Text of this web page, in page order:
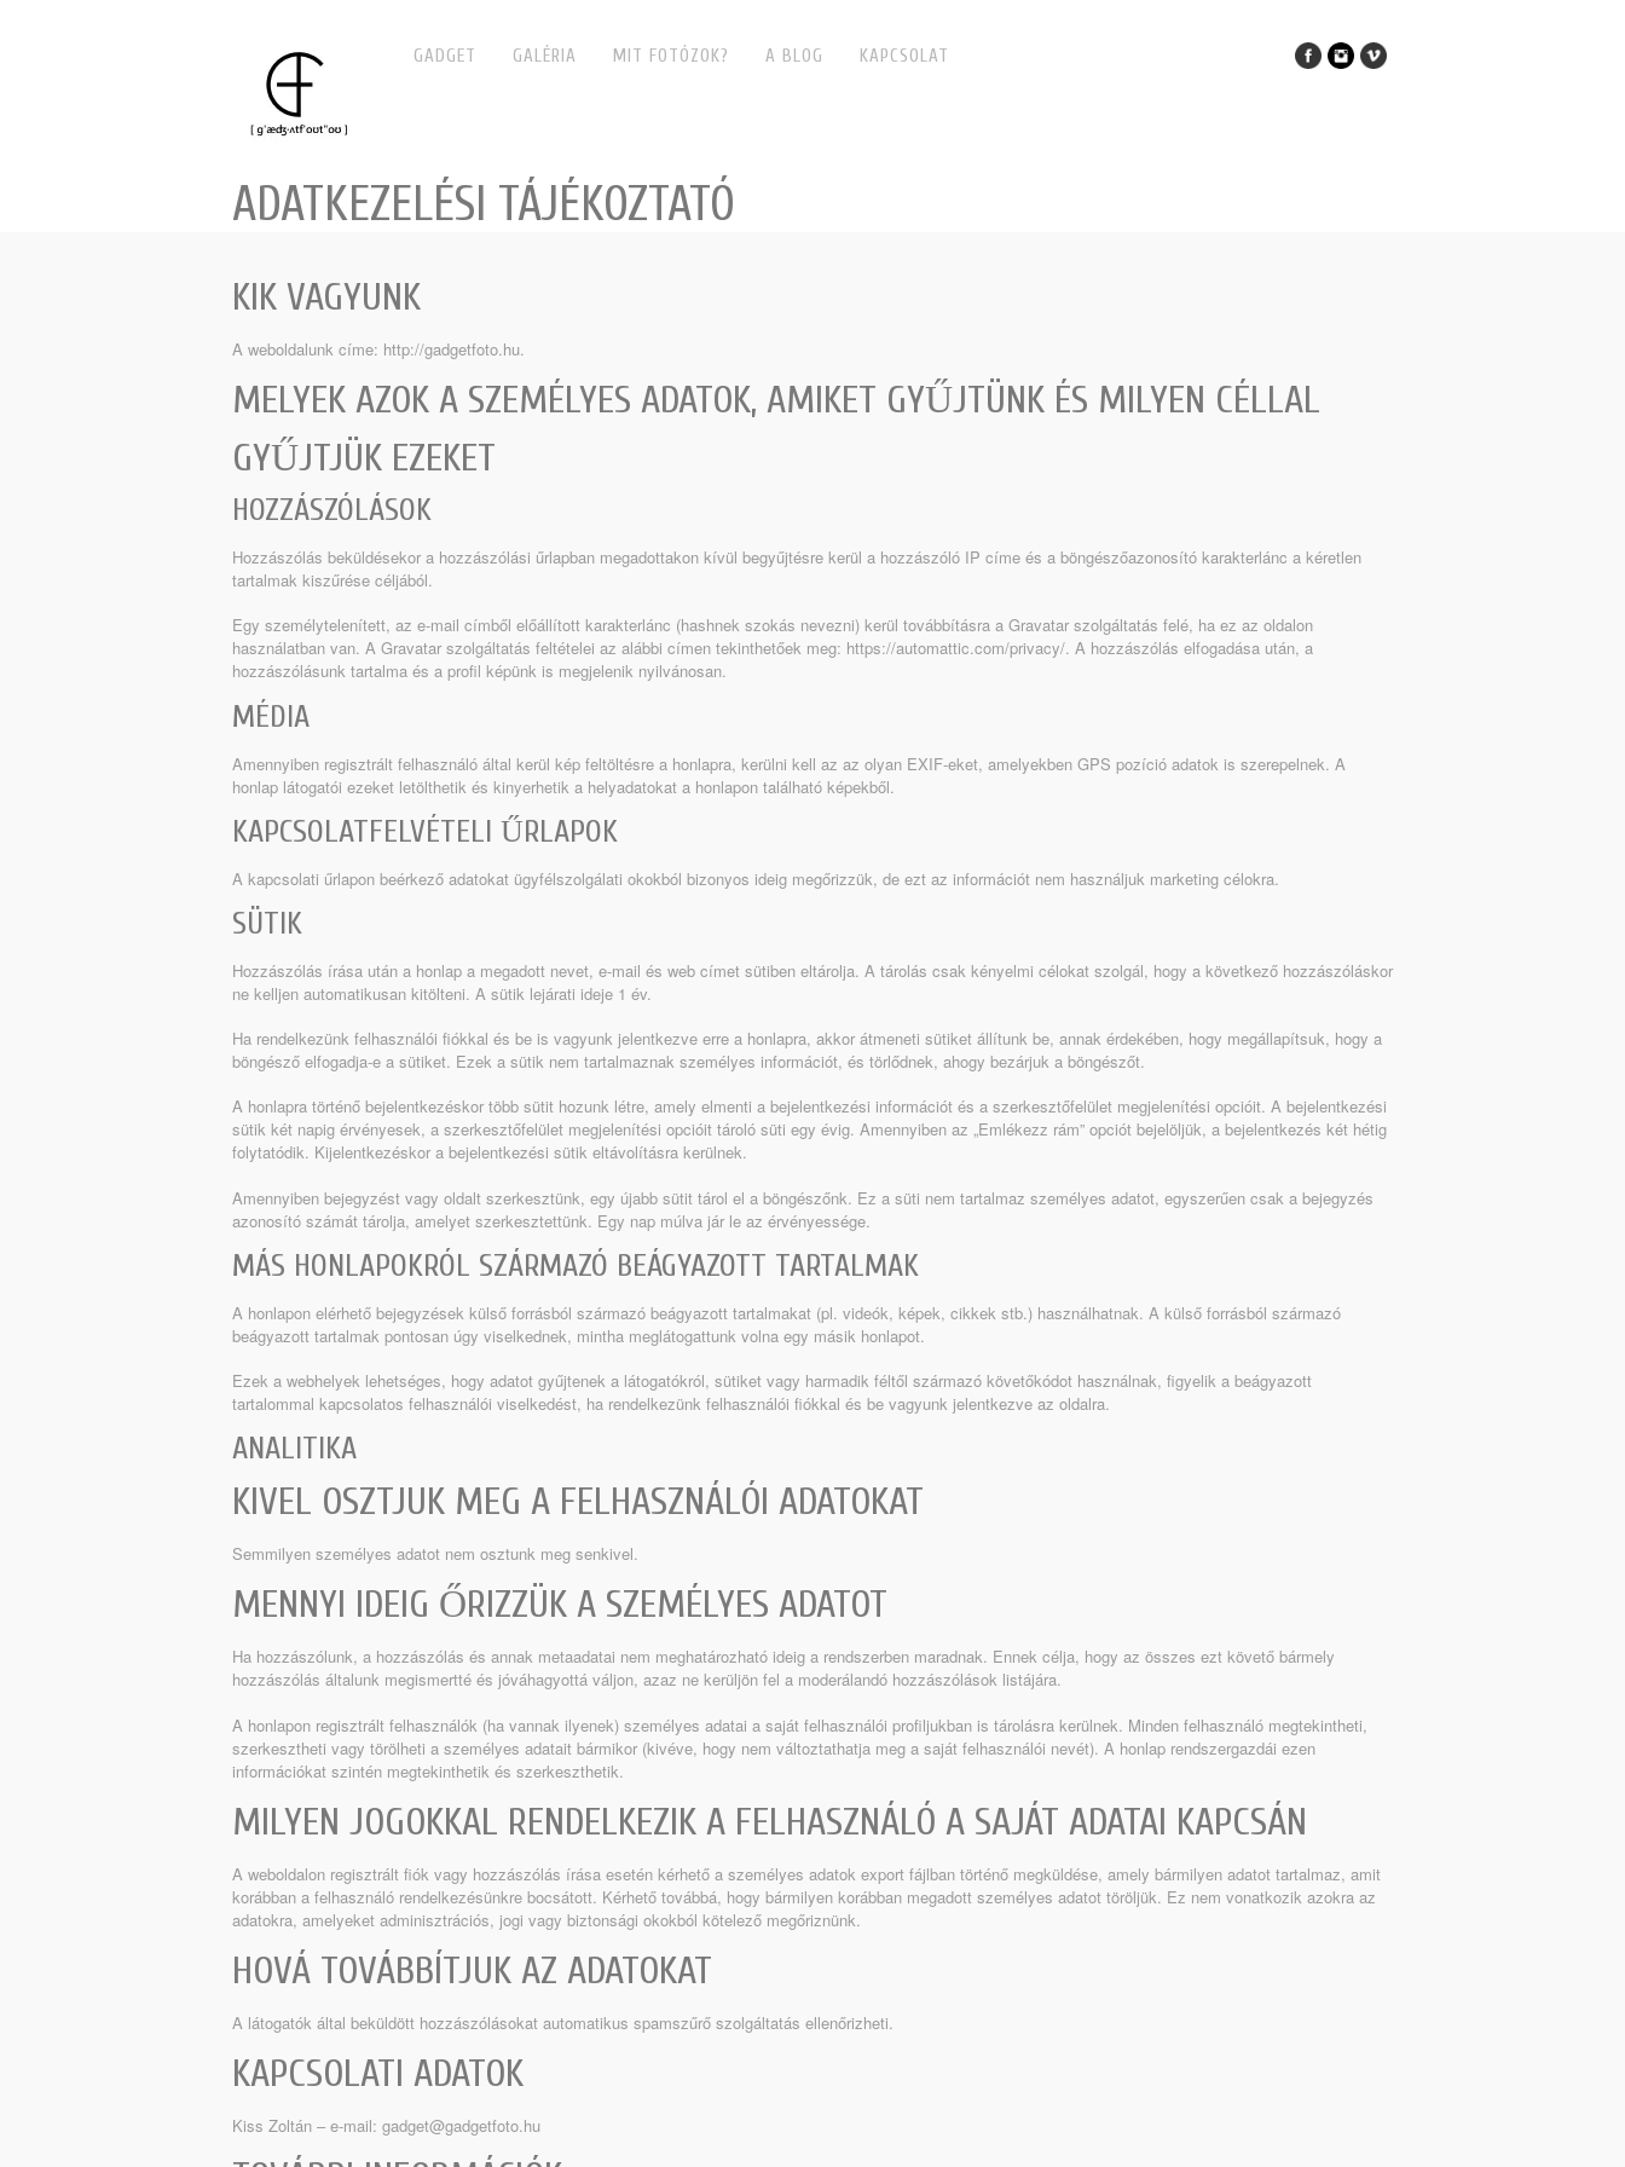
GADGET GALÉRIA MIT FOTÓZOK? A BLOG KAPCSOLAT
ADATKEZELÉSI TÁJÉKOZTATÓ
KIK VAGYUNK
A weboldalunk címe: http://gadgetfoto.hu.
MELYEK AZOK A SZEMÉLYES ADATOK, AMIKET GYŰJTÜNK ÉS MILYEN CÉLLAL
GYŰJTJÜK EZEKET
HOZZÁSZÓLÁSOK
Hozzászólás beküldésekor a hozzászólási űrlapban megadottakon kívül begyűjtésre kerül a hozzászóló IP címe és a böngészőazonosító karakterlánc a kéretlen
tartalmak kiszűrése céljából.
Egy személytelenített, az e-mail címből előállított karakterlánc (hashnek szokás nevezni) kerül továbbításra a Gravatar szolgáltatás felé, ha ez az oldalon
használatban van. A Gravatar szolgáltatás feltételei az alábbi címen tekinthetőek meg: https://automattic.com/privacy/. A hozzászólás elfogadása után, a
hozzászólásunk tartalma és a profil képünk is megjelenik nyilvánosan.
MÉDIA
Amennyiben regisztrált felhasználó által kerül kép feltöltésre a honlapra, kerülni kell az az olyan EXIF-eket, amelyekben GPS pozíció adatok is szerepelnek. A
honlap látogatói ezeket letölthetik és kinyerhetik a helyadatokat a honlapon található képekből.
KAPCSOLATFELVÉTELI ŰRLAPOK
A kapcsolati űrlapon beérkező adatokat ügyfélszolgálati okokból bizonyos ideig megőrizzük, de ezt az információt nem használjuk marketing célokra.
SÜTIK
Hozzászólás írása után a honlap a megadott nevet, e-mail és web címet sütiben eltárolja. A tárolás csak kényelmi célokat szolgál, hogy a következő hozzászóláskor
ne kelljen automatikusan kitölteni. A sütik lejárati ideje 1 év.
Ha rendelkezünk felhasználói fiókkal és be is vagyunk jelentkezve erre a honlapra, akkor átmeneti sütiket állítunk be, annak érdekében, hogy megállapítsuk, hogy a
böngésző elfogadja-e a sütiket. Ezek a sütik nem tartalmaznak személyes információt, és törlődnek, ahogy bezárjuk a böngészőt.
A honlapra történő bejelentkezéskor több sütit hozunk létre, amely elmenti a bejelentkezési információt és a szerkesztőfelület megjelenítési opcióit. A bejelentkezési
sütik két napig érvényesek, a szerkesztőfelület megjelenítési opcióit tároló süti egy évig. Amennyiben az „Emlékezz rám” opciót bejelöljük, a bejelentkezés két hétig
folytatódik. Kijelentkezéskor a bejelentkezési sütik eltávolításra kerülnek.
Amennyiben bejegyzést vagy oldalt szerkesztünk, egy újabb sütit tárol el a böngészőnk. Ez a süti nem tartalmaz személyes adatot, egyszerűen csak a bejegyzés
azonosító számát tárolja, amelyet szerkesztettünk. Egy nap múlva jár le az érvényessége.
MÁS HONLAPOKRÓL SZÁRMAZÓ BEÁGYAZOTT TARTALMAK
A honlapon elérhető bejegyzések külső forrásból származó beágyazott tartalmakat (pl. videók, képek, cikkek stb.) használhatnak. A külső forrásból származó
beágyazott tartalmak pontosan úgy viselkednek, mintha meglátogattunk volna egy másik honlapot.
Ezek a webhelyek lehetséges, hogy adatot gyűjtenek a látogatókról, sütiket vagy harmadik féltől származó követőkódot használnak, figyelik a beágyazott
tartalommal kapcsolatos felhasználói viselkedést, ha rendelkezünk felhasználói fiókkal és be vagyunk jelentkezve az oldalra.
ANALITIKA
KIVEL OSZTJUK MEG A FELHASZNÁLÓI ADATOKAT
Semmilyen személyes adatot nem osztunk meg senkivel.
MENNYI IDEIG ŐRIZZÜK A SZEMÉLYES ADATOT
Ha hozzászólunk, a hozzászólás és annak metaadatai nem meghatározható ideig a rendszerben maradnak. Ennek célja, hogy az összes ezt követő bármely
hozzászólás általunk megismertté és jóváhagyottá váljon, azaz ne kerüljön fel a moderálandó hozzászólások listájára.
A honlapon regisztrált felhasználók (ha vannak ilyenek) személyes adatai a saját felhasználói profiljukban is tárolásra kerülnek. Minden felhasználó megtekintheti,
szerkesztheti vagy törölheti a személyes adatait bármikor (kivéve, hogy nem változtathatja meg a saját felhasználói nevét). A honlap rendszergazdái ezen
információkat szintén megtekinthetik és szerkeszthetik.
MILYEN JOGOKKAL RENDELKEZIK A FELHASZNÁLÓ A SAJÁT ADATAI KAPCSÁN
A weboldalon regisztrált fiók vagy hozzászólás írása esetén kérhető a személyes adatok export fájlban történő megküldése, amely bármilyen adatot tartalmaz, amit
korábban a felhasználó rendelkezésünkre bocsátott. Kérhető továbbá, hogy bármilyen korábban megadott személyes adatot töröljük. Ez nem vonatkozik azokra az
adatokra, amelyeket adminisztrációs, jogi vagy biztonsági okokból kötelező megőriznünk.
HOVÁ TOVÁBBÍTJUK AZ ADATOKAT
A látogatók által beküldött hozzászólásokat automatikus spamszűrő szolgáltatás ellenőrizheti.
KAPCSOLATI ADATOK
Kiss Zoltán – e-mail: gadget@gadgetfoto.hu